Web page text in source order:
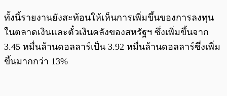
ทั้งนี้รายงานยังสะท้อนให้เห็นการเพิ่มขึ้นของการลงทุน
ในตลาดเงินและตั๋วเงินคลังของสหรัฐฯ ซึ่งเพิ่มขึ้นจาก
3.45 หมื่นล้านดอลลาร์เป็น 3.92 หมื่นล้านดอลลาร์ซึ่งเพิ่ม
ขึ้นมากกว่า 13%